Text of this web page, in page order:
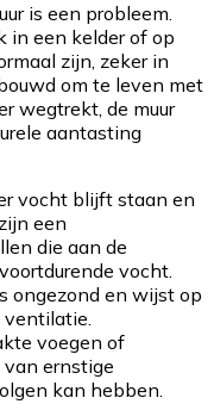
is een probleem.
in een kelder of op
zijn, zeker in
om te leven met
wegtrekt, de muur
aantasting
vocht blijft staan en
een
die aan de
vocht.
ongezond en wijst op
voegen of
ernstige
kan hebben.